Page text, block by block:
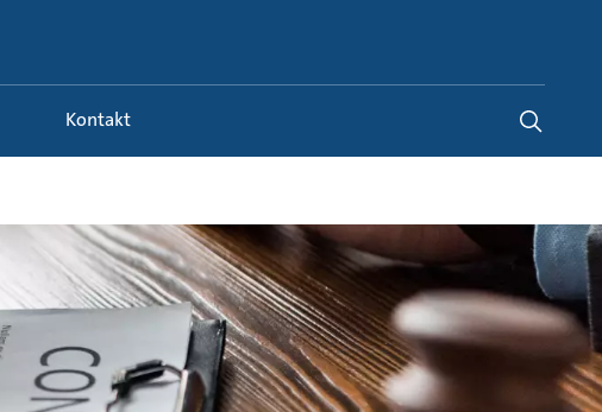
Kontakt